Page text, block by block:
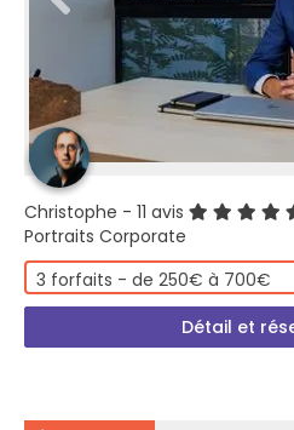
Christophe - 11 avis
Portraits Corporate
3 forfaits - de 250€ à 700€
Détail et